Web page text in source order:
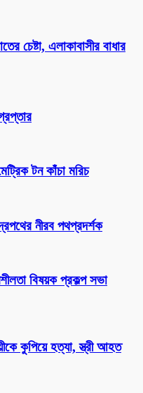
চেষ্টা, এলাকাবাসীর বাধার
টন কাঁচা মরিচ
নীরব পথপ্রদর্শক
বিষয়ক প্রকল্প সভা
কুপিয়ে হত্যা, স্ত্রী আহত